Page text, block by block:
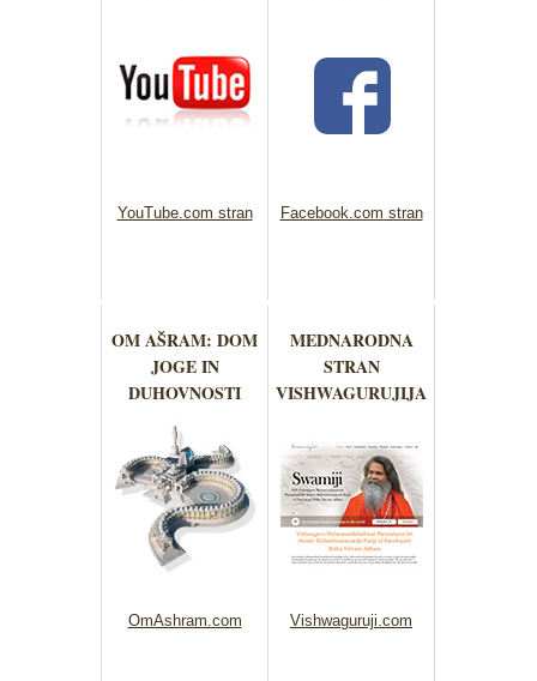
YouTube.com stran Facebook.com stran
OM AŠRAM: DOM
JOGE IN
DUHOVNOSTI
OmAshram.com
MEDNARODNA
STRAN
VISHWAGURUJIJA
Vishwaguruji.com